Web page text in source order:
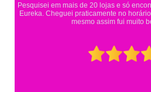
Pesquisei em mais de 20 lojas e só
Eureka. Cheguei praticamente no
mesmo assim fui muito